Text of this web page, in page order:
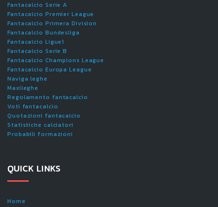
Fantacalcio Serie A
Fantacalcio Premier League
Fantacalcio Primera Division
Fantacalcio Bundesliga
Fantacalcio Ligue1
Fantacalcio Serie B
Fantacalcio Champions League
Fantacalcio Europa League
Naviga leghe
Maxileghe
Regolamento fantacalcio
Voti fantacalcio
Quotazioni fantacalcio
Statistiche calciatori
Probabili formazioni
QUICK LINKS
Home